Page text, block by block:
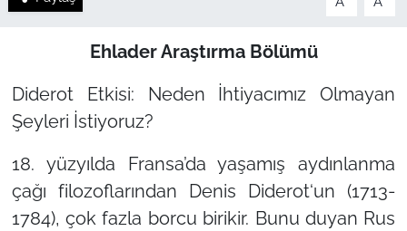
Ehlader Araştırma Bölümü
Diderot Etkisi: Neden İhtiyacımız Olmayan
Şeyleri İstiyoruz?
18. yüzyılda Fransa’da yaşamış aydınlanma
çağı filozoflarından Denis Diderot‘un (1713-
1784), çok fazla borcu birikir. Bunu duyan Rus